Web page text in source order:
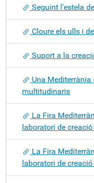
Seguint l'estela
Cloure els ulls i
Suport a la
Una
multitudinaris
La Fira
laboratori de
La Fira
laboratori de